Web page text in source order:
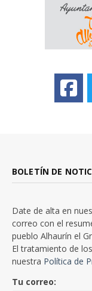
BOLETÍN DE
Date de alta en
correo con el
pueblo Alhaurín el
El tratamiento de
nuestra Política de
Tu correo: